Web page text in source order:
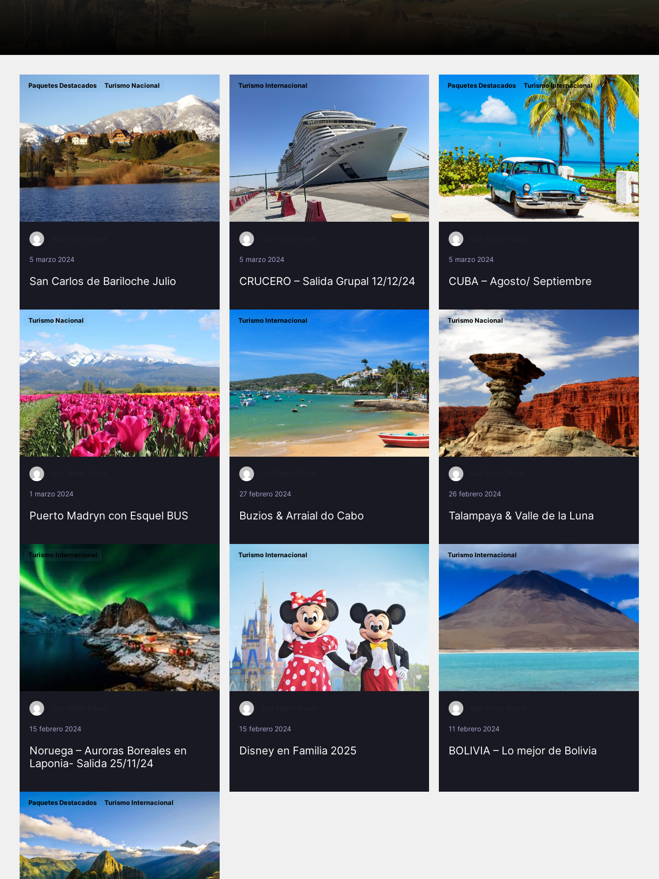
Paquetes Destacados Turismo Nacional
5 marzo 2024
San Carlos de Bariloche Julio
Turismo Internacional
5 marzo 2024
CRUCERO – Salida Grupal 12/12/24
Paquetes Destacados Turismo Internacional
5 marzo 2024
CUBA – Agosto/ Septiembre
Turismo Nacional
1 marzo 2024
Puerto Madryn con Esquel BUS
Turismo Internacional
27 febrero 2024
Buzios & Arraial do Cabo
Turismo Nacional
26 febrero 2024
Talampaya & Valle de la Luna
Turismo Internacional
15 febrero 2024
Noruega – Auroras Boreales en
Laponia- Salida 25/11/24
Turismo Internacional
15 febrero 2024
Disney en Familia 2025
Turismo Internacional
11 febrero 2024
BOLIVIA – Lo mejor de Bolivia
Paquetes Destacados Turismo Internacional